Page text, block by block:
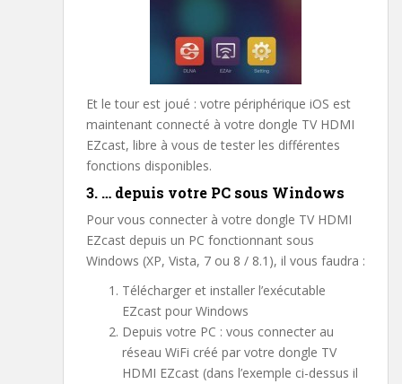
Et le tour est joué : votre périphérique iOS est
maintenant connecté à votre dongle TV HDMI
EZcast, libre à vous de tester les différentes
fonctions disponibles.
3. … depuis votre PC sous Windows
Pour vous connecter à votre dongle TV HDMI
EZcast depuis un PC fonctionnant sous
Windows (XP, Vista, 7 ou 8 / 8.1), il vous faudra :
Télécharger et installer l’exécutable
EZcast pour Windows
Depuis votre PC : vous connecter au
réseau WiFi créé par votre dongle TV
HDMI EZcast (dans l’exemple ci-dessus il